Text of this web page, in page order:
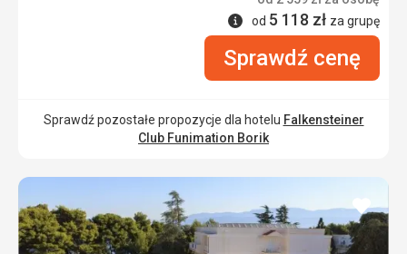
Informacje
od 5 118 zł za grupę
Sprawdź cenę
Sprawdź pozostałe propozycje dla hotelu Falkensteiner
Club Funimation Borik
do